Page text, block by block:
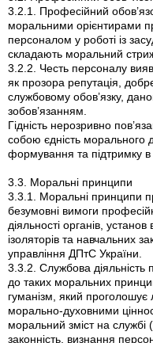
3.2.1. Професійний
моральними орієнтирами
персоналом у роботі із
складають моральний
3.2.2. Честь персоналу
як прозора репутація,
службовому обов’язку,
зобов’язанням.
Гідність нерозривно
собою єдність морального
формування та підтримку
3.3. Моральні принципи
3.3.1. Моральні принципи
безумовні вимоги
діяльності органів,
ізоляторів та навчальних
управління ДПтС України.
3.3.2. Службова діяльність
до таких моральних
гуманізм, який проголошує
морально-духовними
моральний зміст на службі
законність, визнання